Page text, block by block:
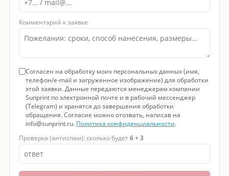
Комментарий к заявке
Согласен на обработку моих персональных данных (имя,
телефон/e-mail и загруженное изображение) для обработки
этой заявки. Данные передаются менеджерам компании
Sunprint по электронной почте и в рабочий мессенджер
(Telegram) и хранятся до завершения обработки
обращения. Согласие можно отозвать, написав на
info@sunprint.ru. Политика конфиденциальности.
Проверка (антиспам): сколько будет6 + 3